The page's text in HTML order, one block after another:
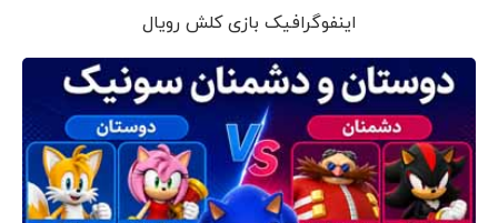
اینفوگرافیک بازی کلش رویال